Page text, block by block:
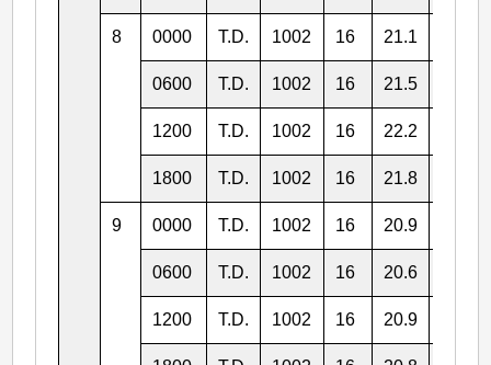
8 0000 T.D. 1002 16 21.1
0600 T.D. 1002 16 21.5
1200 T.D. 1002 16 22.2
1800 T.D. 1002 16 21.8
9 0000 T.D. 1002 16 20.9
0600 T.D. 1002 16 20.6
1200 T.D. 1002 16 20.9